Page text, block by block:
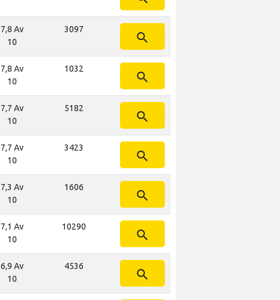
7,8 Av
10
3097
search
7,8 Av
10
1032
search
7,7 Av
10
5182
search
7,7 Av
10
3423
search
7,3 Av
10
1606
search
7,1 Av
10
10290
search
6,9 Av
10
4536
search